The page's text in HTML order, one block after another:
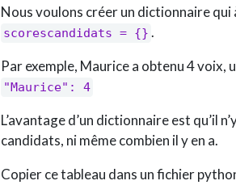
Nous voulons créer un dictionnaire qui
scorescandidats = {} .
Par exemple, Maurice a obtenu 4 voix,
"Maurice": 4
L’avantage d’un dictionnaire est qu’il
candidats, ni même combien il y en a.
Copier ce tableau dans un fichier